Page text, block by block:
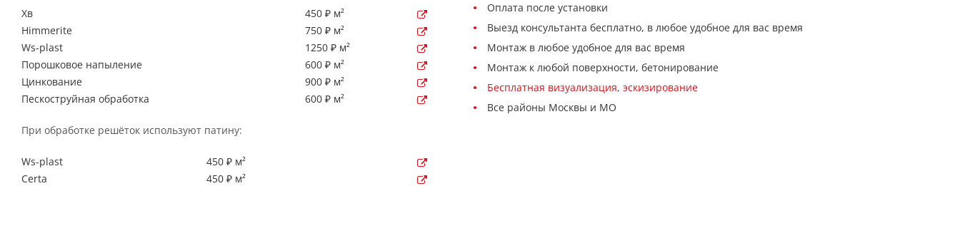
Хв
450 ₽ м²
Himmerite
750 ₽ м²
Ws-plast
1250 ₽ м²
Порошковое напыление
600 ₽ м²
Цинкование
900 ₽ м²
Пескоструйная обработка
600 ₽ м²
При обработке решёток используют патину:
Ws-plast
450 ₽ м²
Certa
450 ₽ м²
Оплата после установки
Выезд консультанта бесплатно, в любое удобное для вас время
Монтаж в любое удобное для вас время
Монтаж к любой поверхности, бетонирование
Бесплатная визуализация, эскизирование
Все районы Москвы и МО